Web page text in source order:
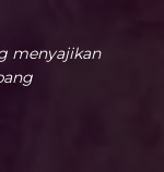
menyajikan